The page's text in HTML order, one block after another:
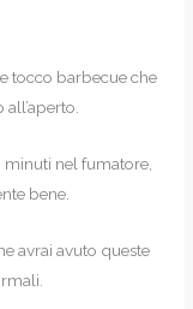
tocco barbecue che
nel fumatore,
bene.
avrai avuto queste